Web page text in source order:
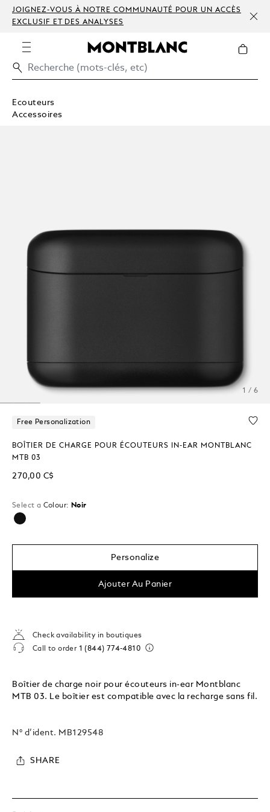
JOIGNEZ-VOUS À NOTRE COMMUNAUTÉ POUR UN ACCÈS
EXCLUSIF ET DES ANALYSES
Ecouteurs
Accessoires
1 / 6
Free Personalization
BOÎTIER DE CHARGE POUR ÉCOUTEURS IN-EAR MONTBLANC
MTB 03
270,00 C$
Select a Colour: Noir
sélectionné
Personalize
Ajouter Au Panier
Check availability in boutiques
Call to order 1 (844) 774-4810
Boîtier de charge noir pour écouteurs in-ear Montblanc
MTB 03. Le boîtier est compatible avec la recharge sans fil.
N° d’ident. MB129548
SHARE